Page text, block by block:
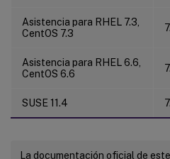
Asistencia para RHEL 7.3,
CentOS 7.3
Asistencia para RHEL 6.6,
CentOS 6.6
SUSE 11.4
La documentación oficial de